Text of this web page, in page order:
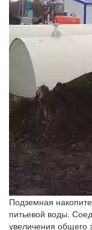
Подземная
питьевой воды.
увеличения общего